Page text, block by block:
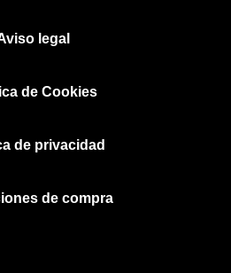
legal
de Cookies
de privacidad
de compra